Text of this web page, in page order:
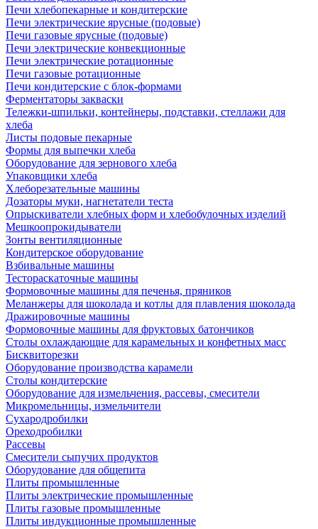
Печи хлебопекарные и кондитерские
Печи электрические ярусные (подовые)
Печи газовые ярусные (подовые)
Печи электрические конвекционные
Печи электрические ротационные
Печи газовые ротационные
Печи кондитерские с блок-формами
Ферментаторы закваски
Тележки-шпильки, контейнеры, подставки, стеллажи для
хлеба
Листы подовые пекарные
Формы для выпечки хлеба
Оборудование для зернового хлеба
Упаковщики хлеба
Хлеборезательные машины
Дозаторы муки, нагнетатели теста
Опрыскиватели хлебных форм и хлебобулочных изделий
Мешкоопрокидыватели
Зонты вентиляционные
Кондитерское оборудование
Взбивальные машины
Тестораскаточные машины
Формовочные машины для печенья, пряников
Меланжеры для шоколада и котлы для плавления шоколада
Дражировочные машины
Формовочные машины для фруктовых батончиков
Столы охлаждающие для карамельных и конфетных масс
Бисквиторезки
Оборудование производства карамели
Столы кондитерские
Оборудование для измельчения, рассевы, смесители
Микромельницы, измельчители
Сухародробилки
Ореходробилки
Рассевы
Смесители сыпучих продуктов
Оборудование для общепита
Плиты промышленные
Плиты электрические промышленные
Плиты газовые промышленные
Плиты индукционные промышленные